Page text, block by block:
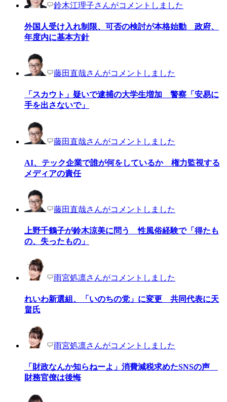
鈴木江理子さんがコメントしました
外国人受け入れ制限、可否の検討が本格始動 政府、
年度内に基本方針
藤田直哉さんがコメントしました
「スカウト」疑いで逮捕の大学生増加 警察「安易に
手を出さないで」
藤田直哉さんがコメントしました
AI、テック企業で誰が何をしているか 権力監視する
メディアの責任
藤田直哉さんがコメントしました
上野千鶴子が鈴木涼美に問う 性風俗経験で「得たも
の、失ったもの」
雨宮処凛さんがコメントしました
れいわ新選組、「いのちの党」に変更 共同代表に天
畠氏
雨宮処凛さんがコメントしました
「財政なんか知らねーよ」消費減税求めたSNSの声
財務官僚は後悔